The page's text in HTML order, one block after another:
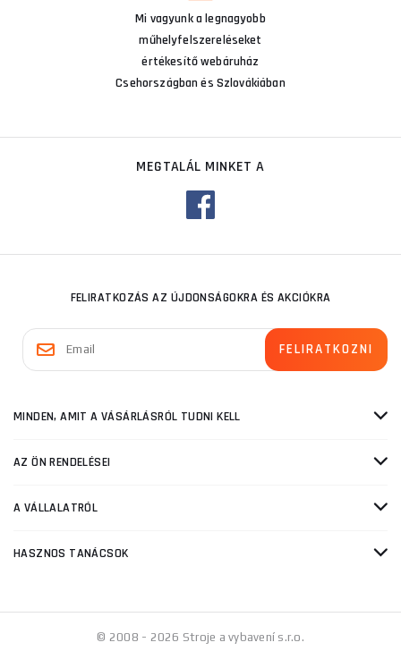
Mi vagyunk a legnagyobb
műhelyfelszereléseket
értékesítő webáruház
Csehországban és Szlovákiában
MEGTALÁL MINKET A
FELIRATKOZÁS AZ ÚJDONSÁGOKRA ÉS AKCIÓKRA
MINDEN, AMIT A VÁSÁRLÁSRÓL TUDNI KELL
AZ ÖN RENDELÉSEI
A VÁLLALATRÓL
HASZNOS TANÁCSOK
© 2008 - 2026 Stroje a vybavení s.r.o.